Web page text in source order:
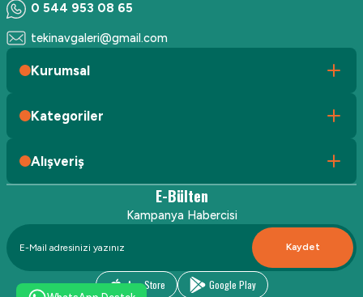
0 544 953 08 65
tekinavgaleri@gmail.com
Kurumsal
Kategoriler
Alışveriş
E-Bülten
Kampanya Habercisi
Kaydet
App Store Google Play